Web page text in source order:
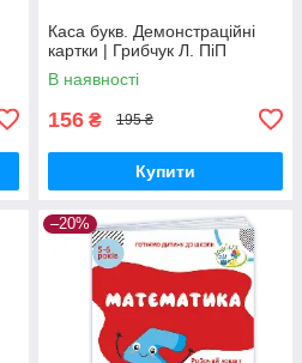
Каса букв. Демонстраційні
картки | Грибчук Л. ПіП
В наявності
156 ₴ 195 ₴
Купити
–20%